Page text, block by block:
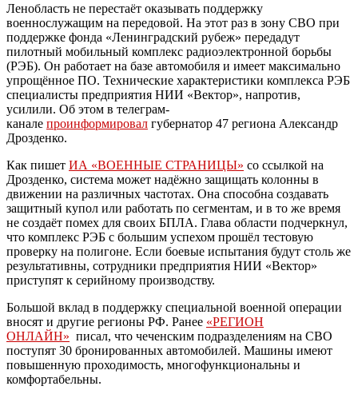
Ленобласть не перестаёт оказывать поддержку
военнослужащим на передовой. На этот раз в зону СВО при
поддержке фонда «Ленинградский рубеж» передадут
пилотный мобильный комплекс радиоэлектронной борьбы
(РЭБ). Он работает на базе автомобиля и имеет максимально
упрощённое ПО. Технические характеристики комплекса РЭБ
специалисты предприятия НИИ «Вектор», напротив,
усилили. Об этом в телеграм-
канале проинформировал губернатор 47 региона Александр
Дрозденко.
Как пишет ИА «ВОЕННЫЕ СТРАНИЦЫ» со ссылкой на
Дрозденко, система может надёжно защищать колонны в
движении на различных частотах. Она способна создавать
защитный купол или работать по сегментам, и в то же время
не создаёт помех для своих БПЛА. Глава области подчеркнул,
что комплекс РЭБ с большим успехом прошёл тестовую
проверку на полигоне. Если боевые испытания будут столь же
результативны, сотрудники предприятия НИИ «Вектор»
приступят к серийному производству.
Большой вклад в поддержку специальной военной операции
вносят и другие регионы РФ. Ранее «РЕГИОН
ОНЛАЙН» писал, что чеченским подразделениям на СВО
поступят 30 бронированных автомобилей. Машины имеют
повышенную проходимость, многофункциональны и
комфортабельны.